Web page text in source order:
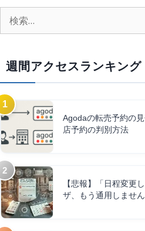
週間アクセスランキング
Agodaの転売予約の
店予約の判別方法
【悲報】「日程変更
ザ、もう通用しません